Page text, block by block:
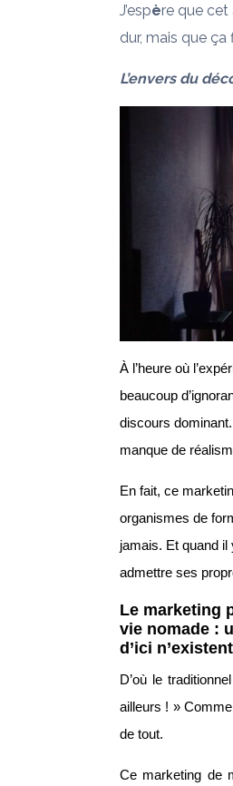
J’espère que cet
dur, mais que ça
L’envers du
À l’heure où
beaucoup
discours
manque de
En fait, ce
organismes de
jamais. Et quand
admettre ses
Le marketing
vie nomade :
d’ici
D’où le
ailleurs ! »
de tout.
Ce marketing de